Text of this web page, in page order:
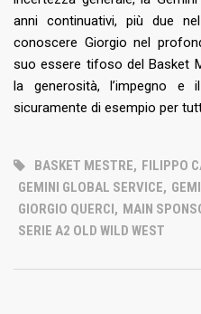
anni continuativi, più due
conoscere Giorgio nel
suo essere tifoso del Basket
la generosità, l’impegno e
sicuramente di esempio per
BASKET MESTRE, FILIPPO
GEMINI GLOBAL SERVICE,
GIORGIO QUERCI, MAIN
SERIE A2 OLD WILD WEST